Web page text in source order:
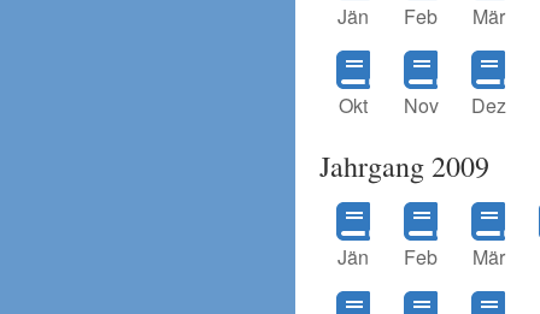
Jän Feb Mär
Okt Nov Dez
Jahrgang 2009
Jän Feb Mär